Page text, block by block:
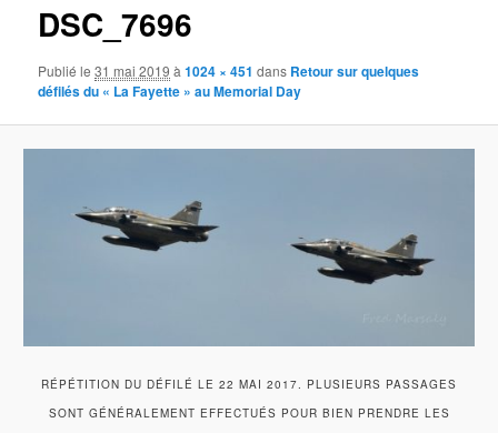
DSC_7696
Publié le31 mai 2019 à1024 × 451 dans Retour sur quelques
défilés du « La Fayette » au Memorial Day
RÉPÉTITION DU DÉFILÉ LE 22 MAI 2017. PLUSIEURS PASSAGES
SONT GÉNÉRALEMENT EFFECTUÉS POUR BIEN PRENDRE LES